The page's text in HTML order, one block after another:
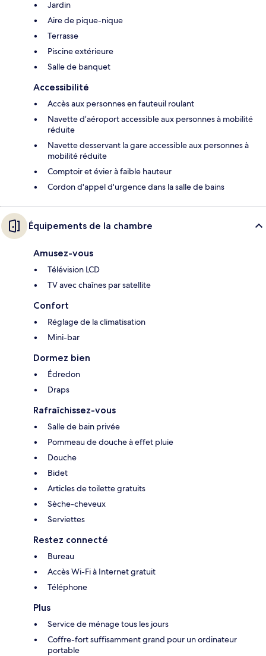
Jardin
Aire de pique-nique
Terrasse
Piscine extérieure
Salle de banquet
Accessibilité
Accès aux personnes en fauteuil roulant
Navette d’aéroport accessible aux personnes à mobilité
réduite
Navette desservant la gare accessible aux personnes à
mobilité réduite
Comptoir et évier à faible hauteur
Cordon d'appel d'urgence dans la salle de bains
Équipements de la chambre
Amusez-vous
Télévision LCD
TV avec chaînes par satellite
Confort
Réglage de la climatisation
Mini-bar
Dormez bien
Édredon
Draps
Rafraîchissez-vous
Salle de bain privée
Pommeau de douche à effet pluie
Douche
Bidet
Articles de toilette gratuits
Sèche-cheveux
Serviettes
Restez connecté
Bureau
Accès Wi-Fi à Internet gratuit
Téléphone
Plus
Service de ménage tous les jours
Coffre-fort suffisamment grand pour un ordinateur
portable